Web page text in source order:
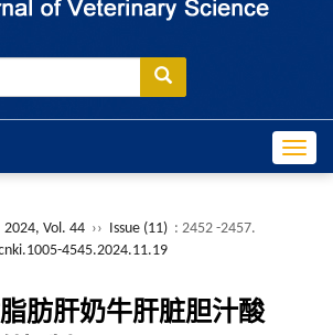
2024, Vol. 44 ›› Issue (11) : 2452 -2457.
4545.2024.11.19
脂肪肝奶牛肝脏胆汁酸